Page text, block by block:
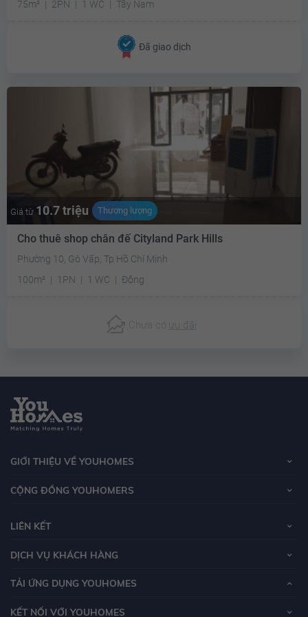
75m²
2PN 1 WC Tây Nam
Đã giao dịch
Giá từ 10.7 triệu Thương lượng
Cho thuê shop chân đế Cityland Park Hills
Phường 10, Gò Vấp, Tp Hồ Chí Minh
100m²
1PN 1 WC Đông
Chưa có ưu đãi
GIỚI THIỆU VỀ YOUHOMES
CỘNG ĐỒNG YOUHOMERS
LIÊN KẾT
DỊCH VỤ KHÁCH HÀNG
TẢI ỨNG DỤNG YOUHOMES
KẾT NỐI VỚI YOUHOMES